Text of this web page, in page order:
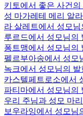
키토에서 좋은 사건의
성 마가레테 메리 알
라 살레트에서 성모님
루르드에서 성모님의
퐁트맹에서 성모님의
펠르부아송에서 성모
녹크에서 성모님의 발
카스텔페트로소에서
파티마에서 성모님의
우리 주님과 성모 마
보우라잉에서 성모님